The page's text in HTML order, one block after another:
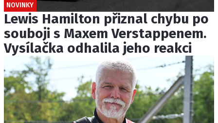
NOVINKY
Lewis Hamilton přiznal chybu po
souboji s Maxem Verstappenem.
Vysílačka odhalila jeho reakci